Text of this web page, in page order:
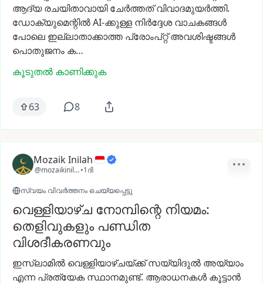
ആദ്യ രചയിതാവായി ചേർത്തത് വിവാദമുയർത്തി.
ഡോക്യുമെന്റിൽAI-ക്കുള്ള നിർദ്ദേശ വാചകങ്ങൾ
പോലെ ഇല്ലാതാക്കാത്ത പ്രോംപ്റ്റ് അവശിഷ്ടങ്ങൾ
പൊതുജനം ക…
കൂടുതൽ കാണിക്കുക
63 8
Mozaik Inilah
@mozaikinilah•1ദി
സ്വയം വിവർത്തനം ചെയ്യപ്പെട്ടു
വെള്ളിയാഴ്‌ച നോമ്പിന്റെ നിയമം:
തെളിവുകളും പണ്ഡിത
വിശദീകരണവും
ഇസ്‌ലാമിൽ വെള്ളിയാഴ്‌ചയ്‌ക്ക് സയ്യിദുൽ അയ്യാം
എന്ന പ്രത്യേക സ്ഥാനമുണ്ട്. ആരാധനകൾ കൂട്ടാൻ